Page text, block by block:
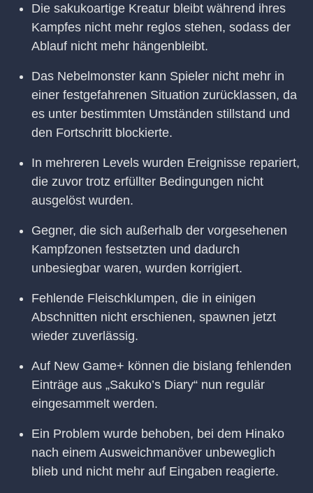
Die sakukoartige Kreatur bleibt während ihres
Kampfes nicht mehr reglos stehen, sodass der
Ablauf nicht mehr hängenbleibt.
Das Nebelmonster kann Spieler nicht mehr in
einer festgefahrenen Situation zurücklassen, da
es unter bestimmten Umständen stillstand und
den Fortschritt blockierte.
In mehreren Levels wurden Ereignisse repariert,
die zuvor trotz erfüllter Bedingungen nicht
ausgelöst wurden.
Gegner, die sich außerhalb der vorgesehenen
Kampfzonen festsetzten und dadurch
unbesiegbar waren, wurden korrigiert.
Fehlende Fleischklumpen, die in einigen
Abschnitten nicht erschienen, spawnen jetzt
wieder zuverlässig.
Auf New Game+ können die bislang fehlenden
Einträge aus „Sakuko’s Diary“ nun regulär
eingesammelt werden.
Ein Problem wurde behoben, bei dem Hinako
nach einem Ausweichmanöver unbeweglich
blieb und nicht mehr auf Eingaben reagierte.